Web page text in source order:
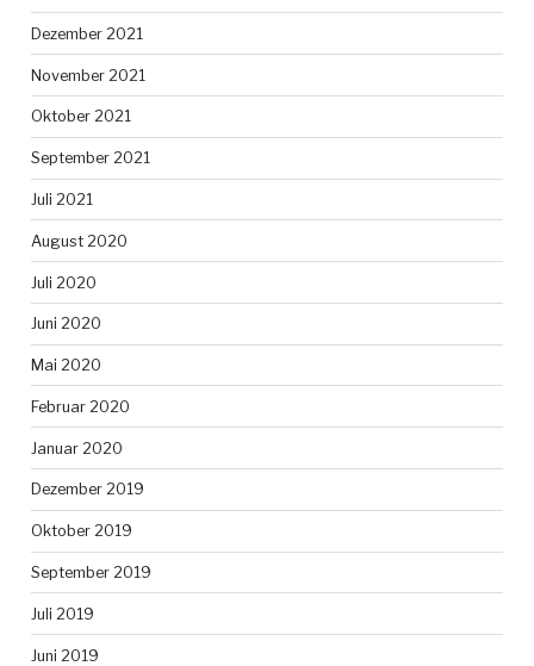
Dezember 2021
November 2021
Oktober 2021
September 2021
Juli 2021
August 2020
Juli 2020
Juni 2020
Mai 2020
Februar 2020
Januar 2020
Dezember 2019
Oktober 2019
September 2019
Juli 2019
Juni 2019